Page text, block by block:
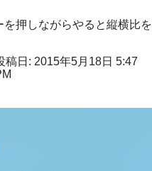
押しながらやると縦横比を
稿日: 2015年5月18日 5:47